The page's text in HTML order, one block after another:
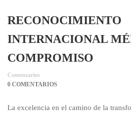
RECONOCIMIENTO
INTERNACIONAL
COMPROMISO
Comentarios
0 COMENTARIOS
La excelencia en el camino de la